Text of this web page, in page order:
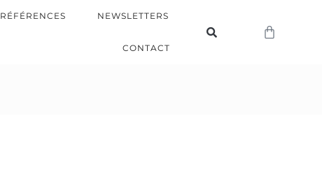
RÉFÉRENCES NEWSLETTERS
CONTACT